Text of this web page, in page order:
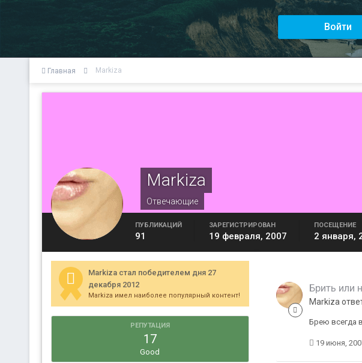
Войти
Главная Markiza
Markiza
Отвечающие
ПУБЛИКАЦИЙ
91
ЗАРЕГИСТРИРОВАН
19 февраля, 2007
ПОСЕЩЕНИЕ
2 января,
Markiza стал победителем дня 27
декабря 2012
Markiza имел наиболее популярный контент!
РЕПУТАЦИЯ
17
Good
Брить или
Markiza
Брею всегда
19 июня,